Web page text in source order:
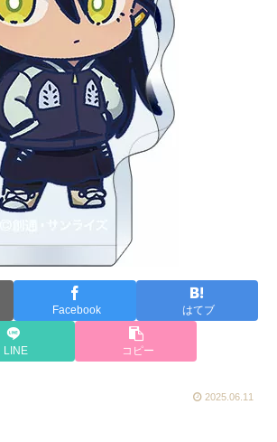
Facebook はてブ
LINE コピー
2025.06.11